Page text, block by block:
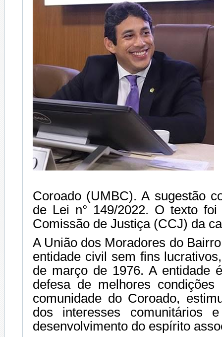
Coroado (UMBC). A sugestão
de Lei n° 149/2022. O texto foi
Comissão de Justiça (CCJ) da
A União dos Moradores do
entidade civil sem fins
de março de 1976. A entidade
defesa de melhores
comunidade do Coroado,
dos interesses comunitários
desenvolvimento do espírito